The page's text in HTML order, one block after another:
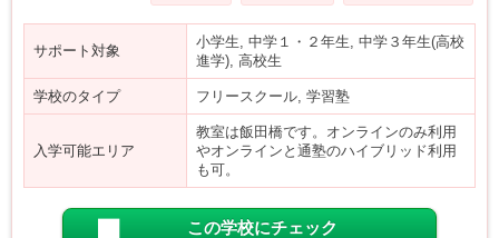
サポート対象
小学生, 中学１・２年生, 中学３年生(高校
進学), 高校生
学校のタイプ フリースクール, 学習塾
入学可能エリア
教室は飯田橋です。オンラインのみ利用
やオンラインと通塾のハイブリッド利用
も可。
この学校にチェック